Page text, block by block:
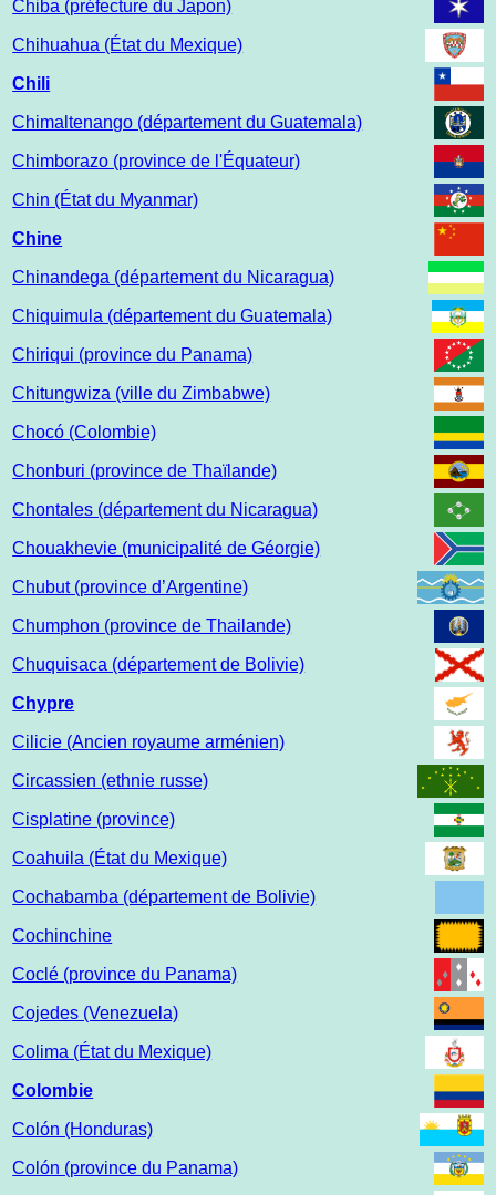
Chiba (préfecture du Japon)
Chihuahua (État du Mexique)
Chili
Chimaltenango (département du Guatemala)
Chimborazo (province de l'Équateur)
Chin (État du Myanmar)
Chine
Chinandega (département du Nicaragua)
Chiquimula (département du Guatemala)
Chiriqui (province du Panama)
Chitungwiza (ville du Zimbabwe)
Chocó (Colombie)
Chonburi (province de Thaïlande)
Chontales (département du Nicaragua)
Chouakhevie (municipalité de Géorgie)
Chubut (province d’Argentine)
Chumphon (province de Thailande)
Chuquisaca (département de Bolivie)
Chypre
Cilicie (Ancien royaume arménien)
Circassien (ethnie russe)
Cisplatine (province)
Coahuila (État du Mexique)
Cochabamba (département de Bolivie)
Cochinchine
Coclé (province du Panama)
Cojedes (Venezuela)
Colima (État du Mexique)
Colombie
Colón (Honduras)
Colón (province du Panama)